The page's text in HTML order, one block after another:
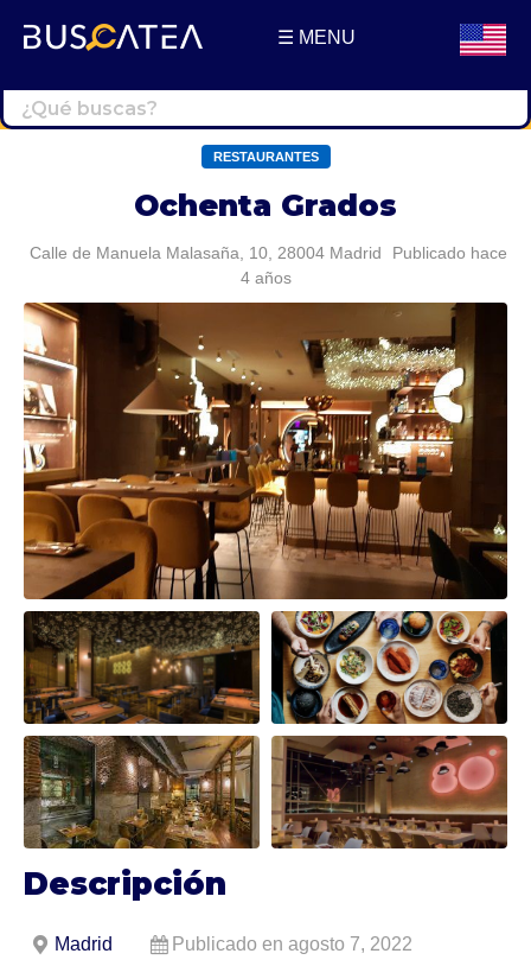
☰ MENU
RESTAURANTES
Ochenta Grados
Calle de Manuela Malasaña, 10, 28004 Madrid
Publicado hace
4 años
Descripción
Madrid Publicado en agosto 7, 2022